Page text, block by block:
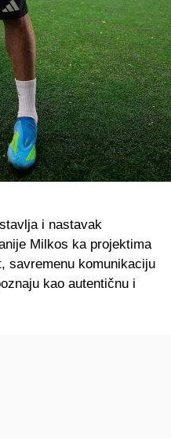
i nastavak
Milkos ka projektima
savremenu komunikaciju
kao autentičnu i